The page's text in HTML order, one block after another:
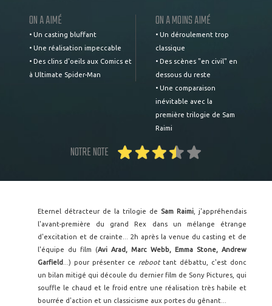
ON A AIMÉ
• Un casting bluffant
• Une réalisation impeccable
• Des clins d'oeils aux Comics et
à Ultimate Spider-Man
ON A MOINS AIMÉ
• Un déroulement trop
classique
• Des scènes "en civil" en
dessous du reste
• Une comparaison
inévitable avec la
première trilogie de Sam
Raimi
NOTRE NOTE
Eternel détracteur de la trilogie de Sam Raimi , j'appréhendais
l'avant-première du grand Rex dans un mélange étrange
d'excitation et de crainte... 2h après la venue du casting et de
l'équipe du film (Avi Arad, Marc Webb, Emma Stone, Andrew
Garfield
...) pour présenter ce reboottant débattu, c'est donc
un bilan mitigé qui découle du dernier film de Sony Pictures, qui
souffle le chaud et le froid entre une réalisation très habile et
bourrée d'action et un classicisme aux portes du gênant...